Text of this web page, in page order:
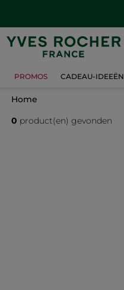
PROMOS CADEAU-IDEEËN
Home
0 product(en) gevonden